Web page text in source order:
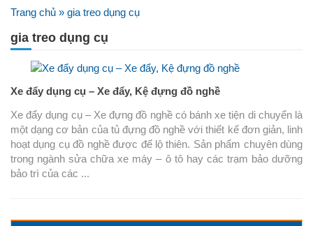
Trang chủ » gia treo dụng cụ
gia treo dụng cụ
Xe đẩy dụng cụ – Xe đẩy, Kệ đựng đồ nghề
Xe đẩy dụng cụ – Xe đựng đồ nghề có bánh xe tiện di chuyển là
một dạng cơ bản của tủ đựng đồ nghề với thiết kế đơn giản, linh
hoạt dụng cụ đồ nghề được để lộ thiên. Sản phẩm chuyên dùng
trong ngành sửa chữa xe máy – ô tô hay các trạm bảo dưỡng
bảo trì của các ...